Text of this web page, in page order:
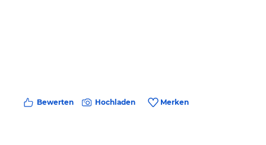
Bewerten Hochladen Merken